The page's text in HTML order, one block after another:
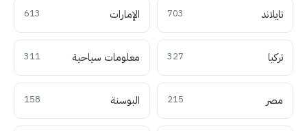
تايلاند 703 الإمارات 613
تركيا 327 معلومات سياحية 311
مصر 215 البوسنة 158